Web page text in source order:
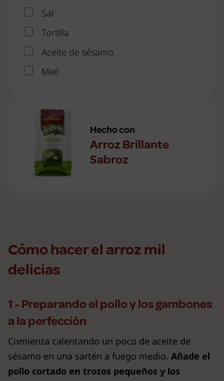
Sal
Tortilla
Aceite de sésamo
Miel
Hecho con
Arroz Brillante
Sabroz
Cómo hacer el arroz mil
delicias
1 - Preparando el pollo y los gambones
a la perfección
Comienza calentando un poco de aceite de
sésamo en una sartén a fuego medio. Añade el
pollo cortado en trozos pequeños y los